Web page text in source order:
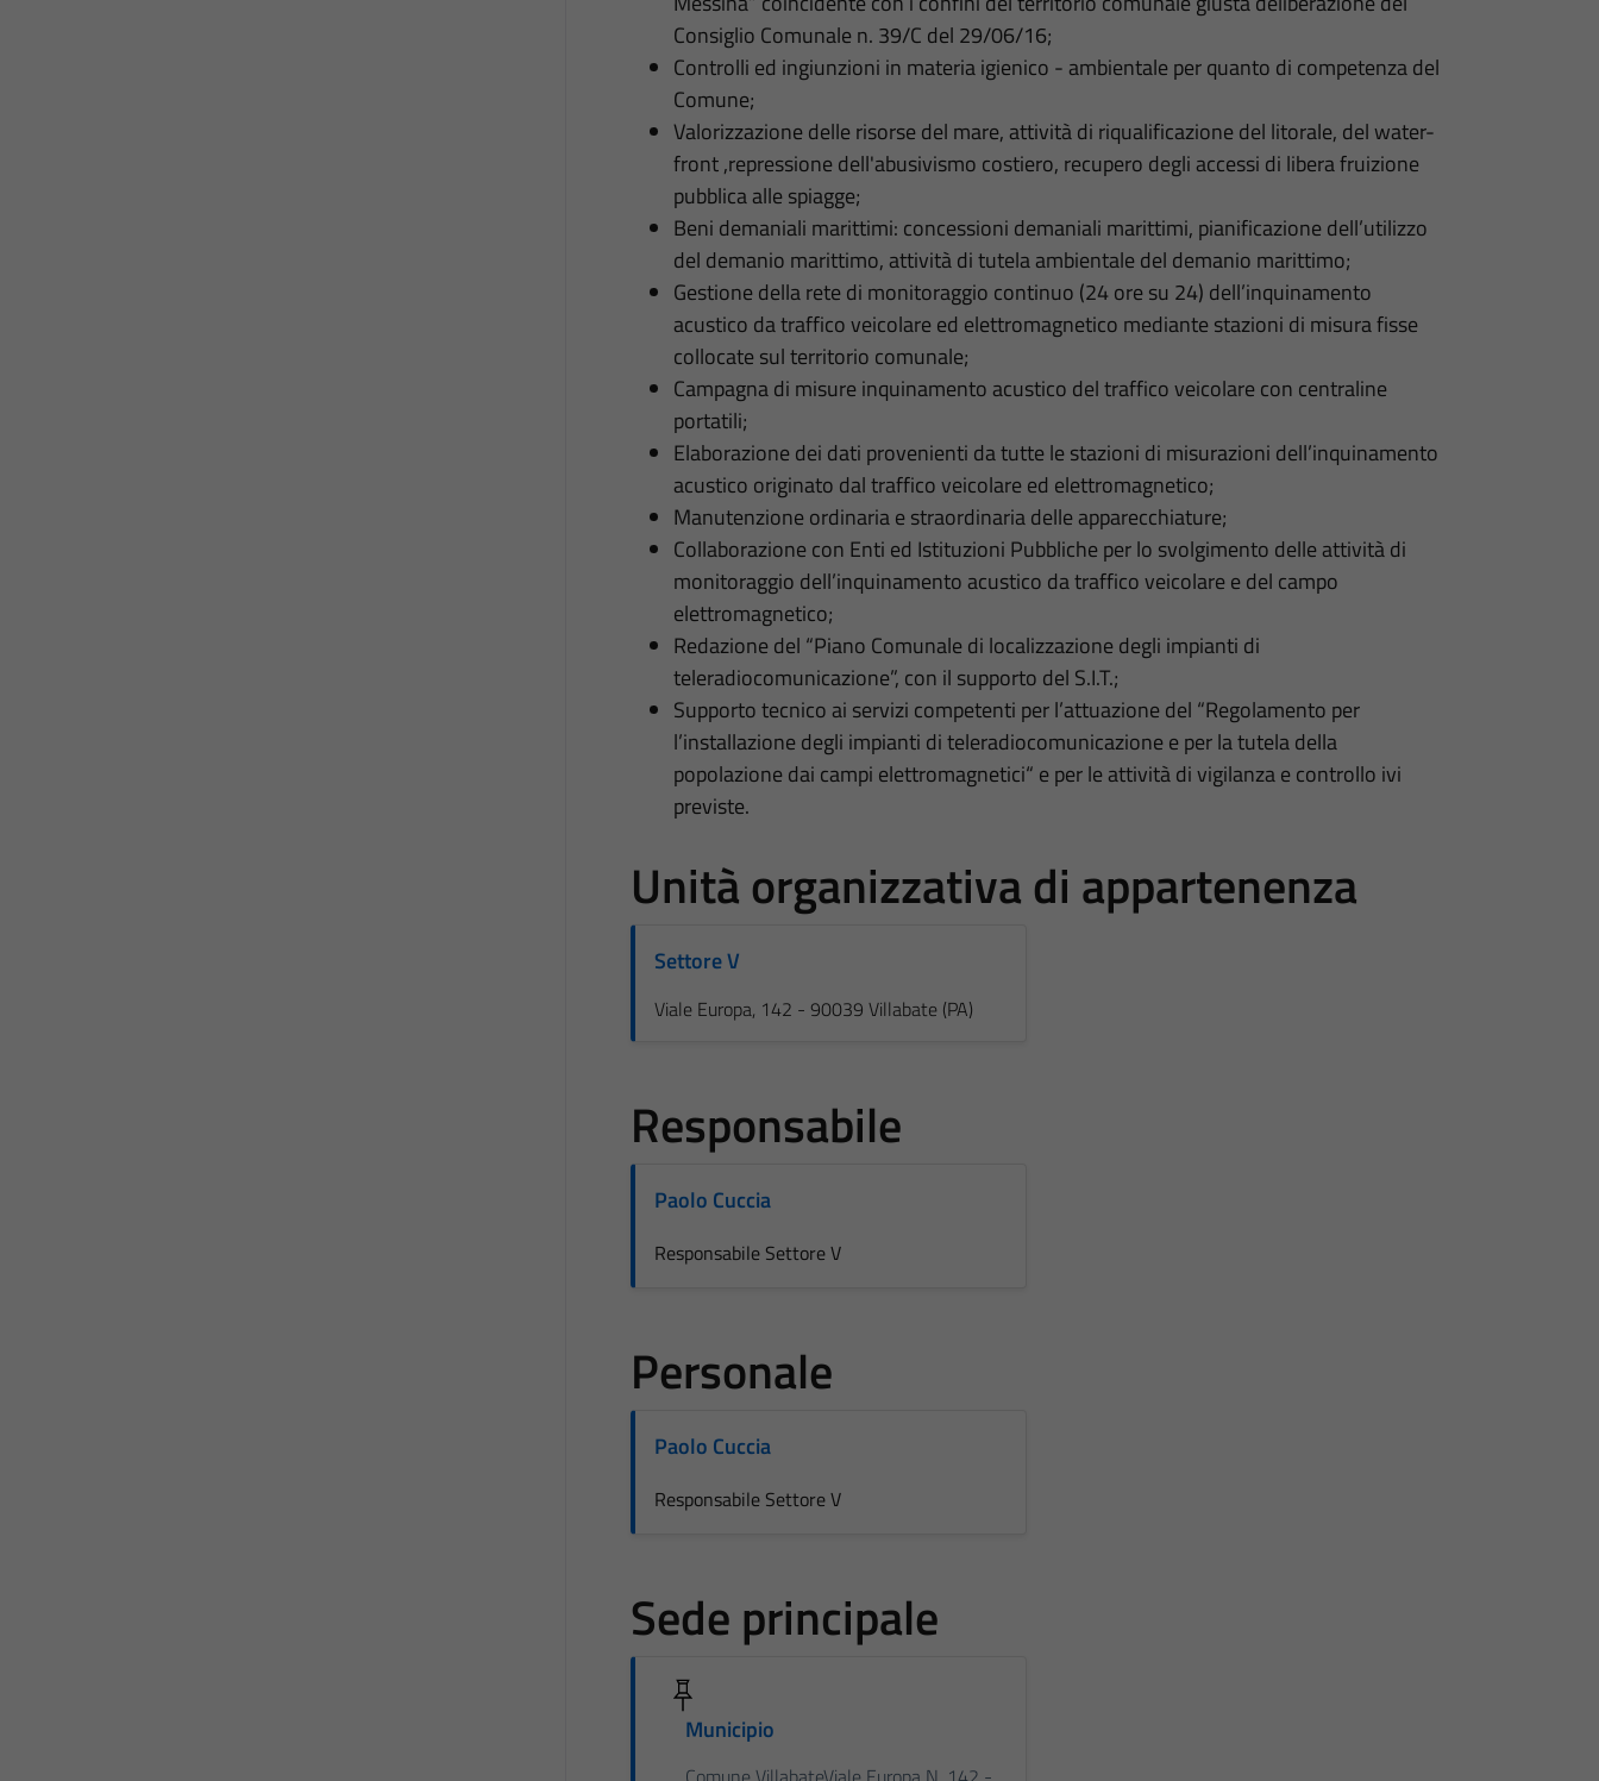
Consiglio Comunale n. 39/C del 29/06/16;
Controlli ed ingiunzioni in materia igienico - ambientale per quanto di competenza del
Comune;
Valorizzazione delle risorse del mare, attività di riqualificazione del litorale, del water-
front ,repressione dell'abusivismo costiero, recupero degli accessi di libera fruizione
pubblica alle spiagge;
Beni demaniali marittimi: concessioni demaniali marittimi, pianificazione dell’utilizzo
del demanio marittimo, attività di tutela ambientale del demanio marittimo;
Gestione della rete di monitoraggio continuo (24 ore su 24) dell’inquinamento
acustico da traffico veicolare ed elettromagnetico mediante stazioni di misura fisse
collocate sul territorio comunale;
Campagna di misure inquinamento acustico del traffico veicolare con centraline
portatili;
Elaborazione dei dati provenienti da tutte le stazioni di misurazioni dell’inquinamento
acustico originato dal traffico veicolare ed elettromagnetico;
Manutenzione ordinaria e straordinaria delle apparecchiature;
Collaborazione con Enti ed Istituzioni Pubbliche per lo svolgimento delle attività di
monitoraggio dell’inquinamento acustico da traffico veicolare e del campo
elettromagnetico;
Redazione del “Piano Comunale di localizzazione degli impianti di
teleradiocomunicazione”, con il supporto del S.I.T.;
Supporto tecnico ai servizi competenti per l’attuazione del “Regolamento per
l’installazione degli impianti di teleradiocomunicazione e per la tutela della
popolazione dai campi elettromagnetici“ e per le attività di vigilanza e controllo ivi
previste.
Unità organizzativa di appartenenza
Settore V
Viale Europa, 142 - 90039 Villabate (PA)
Responsabile
Paolo Cuccia
Responsabile Settore V
Personale
Paolo Cuccia
Responsabile Settore V
Sede principale
Municipio